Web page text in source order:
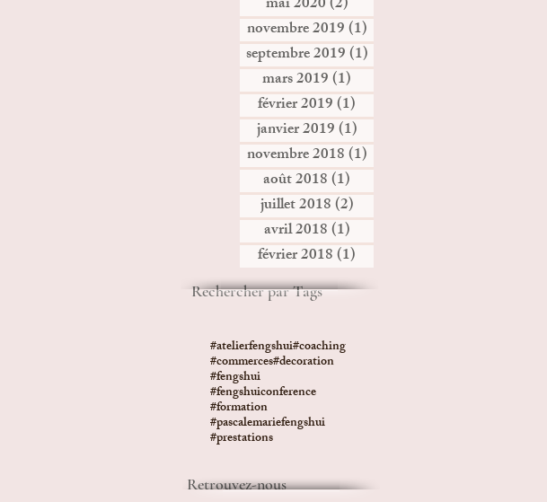
novembre 2019(1)
septembre 2019(1)
mars 2019(1)
février 2019(1)
janvier 2019(1)
novembre 2018(1)
août 2018(1)
juillet 2018(2)
avril 2018(1)
février 2018(1)
Rechercher par Tags
#atelierfengshui#coaching
#commerces#decoration
#fengshui
#fengshuiconference
#formation
#pascalemariefengshui
#prestations
Retrouvez-nous